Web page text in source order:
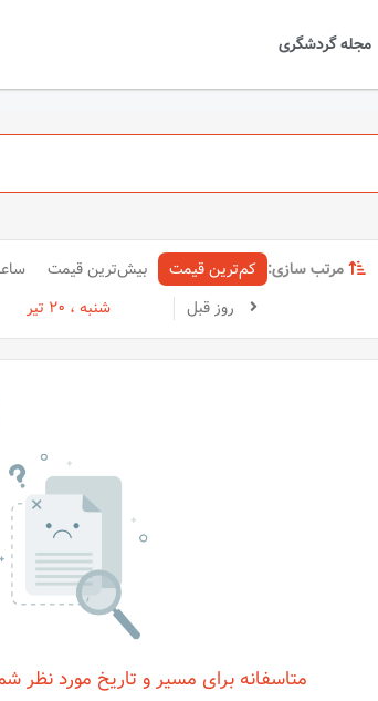
مجله گردشگری
مرتب سازی: کم‌ترین قیمت بیش‌ترین قیمت
روز قبل
شنبه ، 20 تیر
متاسفانه برای مسیر و تاریخ مورد نظر